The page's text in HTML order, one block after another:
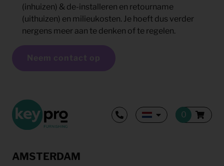
(inhuizen) & de-installeren en retourname
(uithuizen) en milieukosten. Je hoeft dus verder
nergens meer aan te denken of te regelen.
Neem contact op
AMSTERDAM